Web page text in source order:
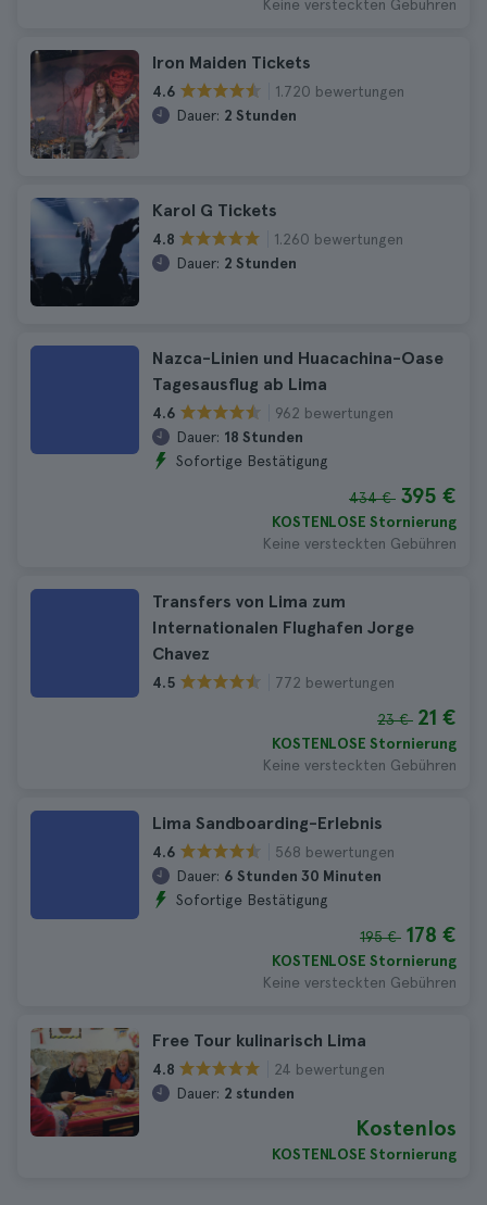
Keine versteckten Gebühren
Iron Maiden Tickets
4.6
1.720 bewertungen
Dauer: 2 Stunden
Karol G Tickets
4.8
1.260 bewertungen
Dauer: 2 Stunden
Nazca-Linien und Huacachina-Oase
Tagesausflug ab Lima
4.6
962 bewertungen
Dauer: 18 Stunden
Sofortige Bestätigung
434 € 395 €
KOSTENLOSE Stornierung
Keine versteckten Gebühren
Transfers von Lima zum
Internationalen Flughafen Jorge
Chavez
4.5 772 bewertungen
23 € 21 €
KOSTENLOSE Stornierung
Keine versteckten Gebühren
Lima Sandboarding-Erlebnis
4.6
568 bewertungen
Dauer: 6 Stunden 30 Minuten
Sofortige Bestätigung
195 € 178 €
KOSTENLOSE Stornierung
Keine versteckten Gebühren
Free Tour kulinarisch Lima
4.8
24 bewertungen
Dauer: 2 stunden
Kostenlos
KOSTENLOSE Stornierung